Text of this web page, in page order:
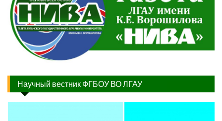
Научный вестник ФГБОУ ВО ЛГАУ